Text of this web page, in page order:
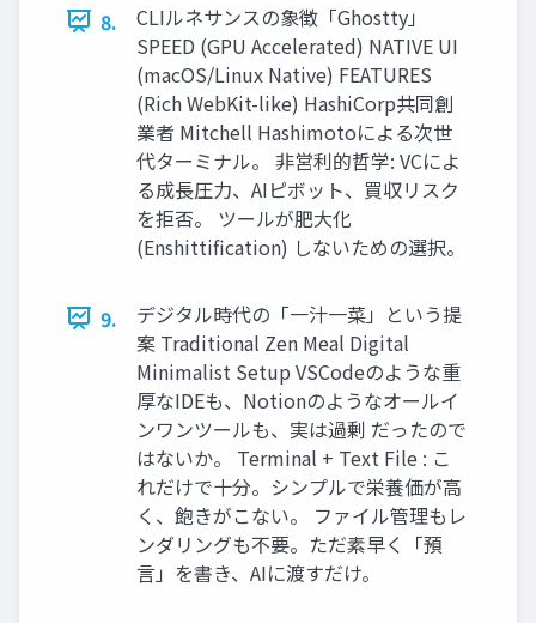
8.
CLIルネサンスの象徴「Ghostty」
SPEED (GPU Accelerated) NATIVE UI
(macOS/Linux Native) FEATURES
(Rich WebKit-like) HashiCorp共同創
業者 Mitchell Hashimotoによる次世
代ターミナル。 非営利的哲学: VCによ
る成長圧力、AIピボット、買収リスク
を拒否。 ツールが肥大化
(Enshittification) しないための選択。
9.
デジタル時代の「一汁一菜」という提
案 Traditional Zen Meal Digital
Minimalist Setup VSCodeのような重
厚なIDEも、Notionのようなオールイ
ンワンツールも、実は過剰 だったので
はないか。 Terminal + Text File : こ
れだけで十分。シンプルで栄養価が高
く、飽きがこない。 ファイル管理もレ
ンダリングも不要。ただ素早く「預
言」を書き、AIに渡すだけ。